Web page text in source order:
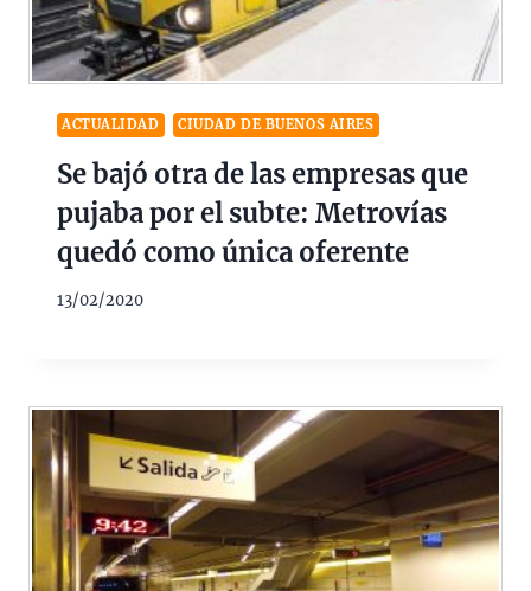
ACTUALIDAD CIUDAD DE BUENOS AIRES
Se bajó otra de las empresas que
pujaba por el subte: Metrovías
quedó como única oferente
13/02/2020